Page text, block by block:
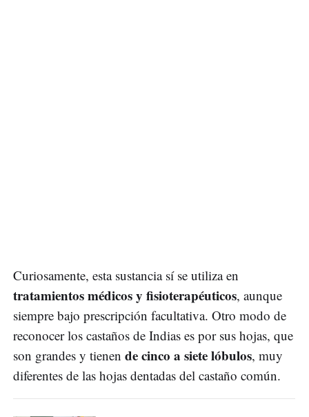
Curiosamente, esta sustancia sí se utiliza en
tratamientos médicos y fisioterapéuticos, aunque
siempre bajo prescripción facultativa. Otro modo de
reconocer los castaños de Indias es por sus hojas, que
son grandes y tienen de cinco a siete lóbulos, muy
diferentes de las hojas dentadas del castaño común.